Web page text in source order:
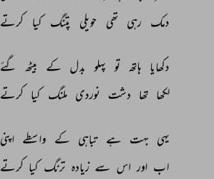
دمک رہی تھی حویلی پتنگ کیا کرتے
دکھایا ہاتھ تو پہلو بدل کے بیٹھ گئے
لکھا تھا دشت نوردی ملنگ کیا کرتے
یہی بہت ہے تباہی کے واسطے اپنی
اب اور اس سے زیادہ ترنگ کیا کرتے